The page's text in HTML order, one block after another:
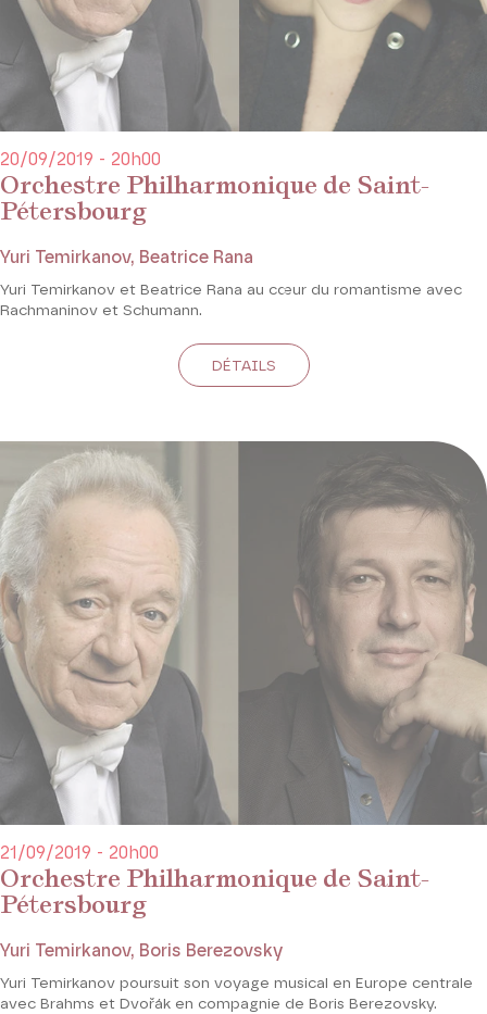
Orchestre Philharmonique de Saint-
Pétersbourg
20/09/2019 - 20h00
Yuri Temirkanov, Beatrice Rana
Yuri Temirkanov et Beatrice Rana au cœur du romantisme avec
Rachmaninov et Schumann.
DÉTAILS
Orchestre Philharmonique de Saint-
Pétersbourg
21/09/2019 - 20h00
Yuri Temirkanov, Boris Berezovsky
Yuri Temirkanov poursuit son voyage musical en Europe centrale
avec Brahms et Dvořák en compagnie de Boris Berezovsky.